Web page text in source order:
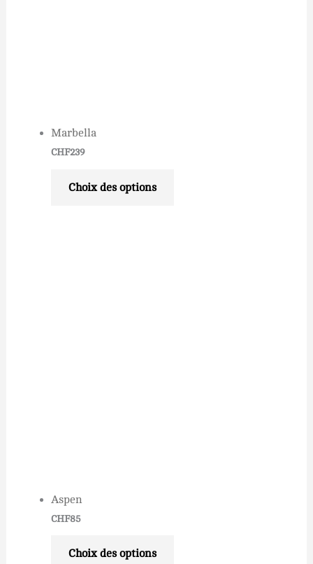
Marbella
CHF239
Choix des options
Aspen
CHF85
Choix des options